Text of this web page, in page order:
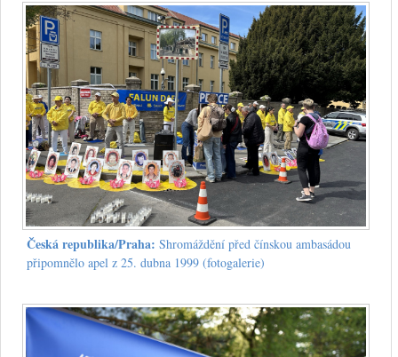
Česká republika/Praha: Shromáždění před čínskou ambasádou
připomnělo apel z 25. dubna 1999 (fotogalerie)